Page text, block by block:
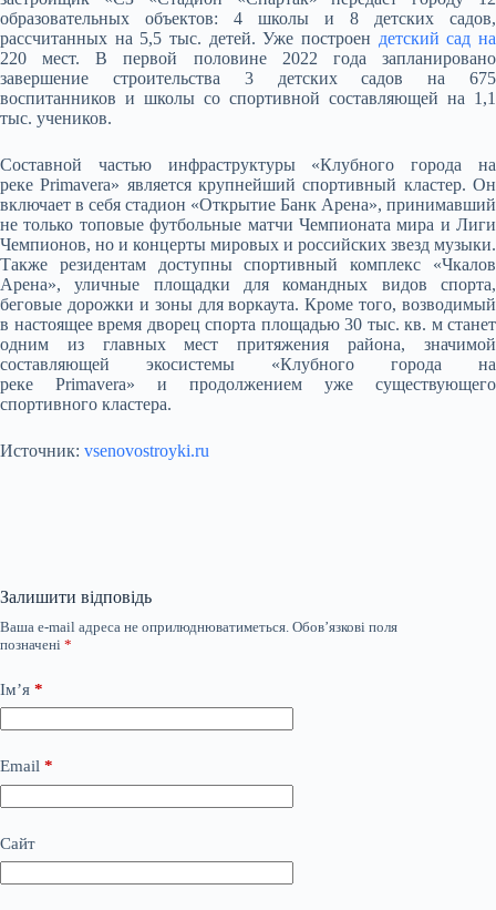
образовательных объектов: 4 школы и 8 детских садов,
рассчитанных на 5,5 тыс. детей. Уже построен детский сад на
220 мест. В первой половине 2022 года запланировано
завершение строительства 3 детских садов на 675
воспитанников и школы со спортивной составляющей на 1,1
тыс. учеников.
Составной частью инфраструктуры «Клубного города на
реке Primavera» является крупнейший спортивный кластер. Он
включает в себя стадион «Открытие Банк Арена», принимавший
не только топовые футбольные матчи Чемпионата мира и Лиги
Чемпионов, но и концерты мировых и российских звезд музыки.
Также резидентам доступны спортивный комплекс «Чкалов
Арена», уличные площадки для командных видов спорта,
беговые дорожки и зоны для воркаута. Кроме того, возводимый
в настоящее время дворец спорта площадью 30 тыс. кв. м станет
одним из главных мест притяжения района, значимой
составляющей экосистемы «Клубного города на
реке Primavera» и продолжением уже существующего
спортивного кластера.
Источник: vsenovostroyki.ru
Залишити відповідь
Ваша e-mail адреса не оприлюднюватиметься. Обов’язкові поля
позначені *
Ім’я *
Email *
Сайт